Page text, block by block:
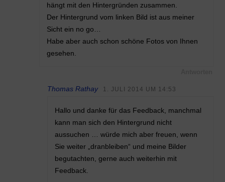
hängt mit den Hintergründen zusammen.
Der Hintergrund vom linken Bild ist aus meiner
Sicht ein no go…
Habe aber auch schon schöne Fotos von Ihnen
gesehen.
Thomas Rathay 1. JULI 2014 UM 14:53
Hallo und danke für das Feedback, manchmal
kann man sich den Hintergrund nicht
aussuchen … würde mich aber freuen, wenn
Sie weiter „dranbleiben“ und meine Bilder
begutachten, gerne auch weiterhin mit
Feedback.